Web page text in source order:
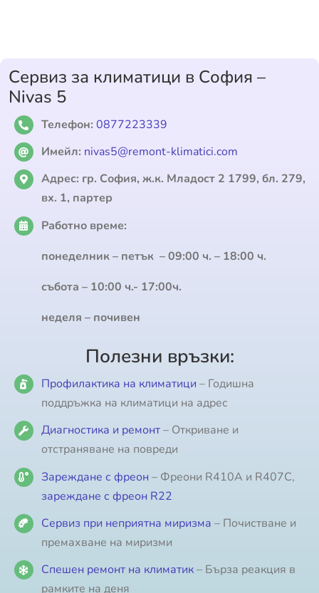
Сервиз за климатици в София –
Nivas 5
Телефон: 0877223339
Имейл: nivas5@remont-klimatici.com
Адрес: гр. София, ж.к. Младост 2 1799, бл. 279,
вх. 1, партер
Работно време:
понеделник – петък – 09:00 ч. – 18:00 ч.
събота – 10:00 ч.- 17:00ч.
неделя – почивен
Полезни връзки:
Профилактика на климатици – Годишна
поддръжка на климатици на адрес
Диагностика и ремонт– Откриване и
отстраняване на повреди
Зареждане с фреон – Фреони R410A и R407C,
зареждане с фреон R22
Сервиз при неприятна миризма – Почистване и
премахване на миризми
Спешен ремонт на климатик– Бърза реакция в
рамките на деня